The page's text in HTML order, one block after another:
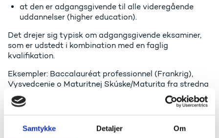
Samtykke Detaljer Om
at den er adgangsgivende til alle videregående
uddannelser (higher education).
Det drejer sig typisk om adgangsgivende eksaminer,
som er udstedt i kombination med en faglig
kvalifikation.
Eksempler: Baccalauréat professionnel (Frankrig),
Vysvedcenie o Maturitnej Skúske/Maturita fra stredna
odborna skola og stredna odborna uciliste (Slovakiet).
Type 3